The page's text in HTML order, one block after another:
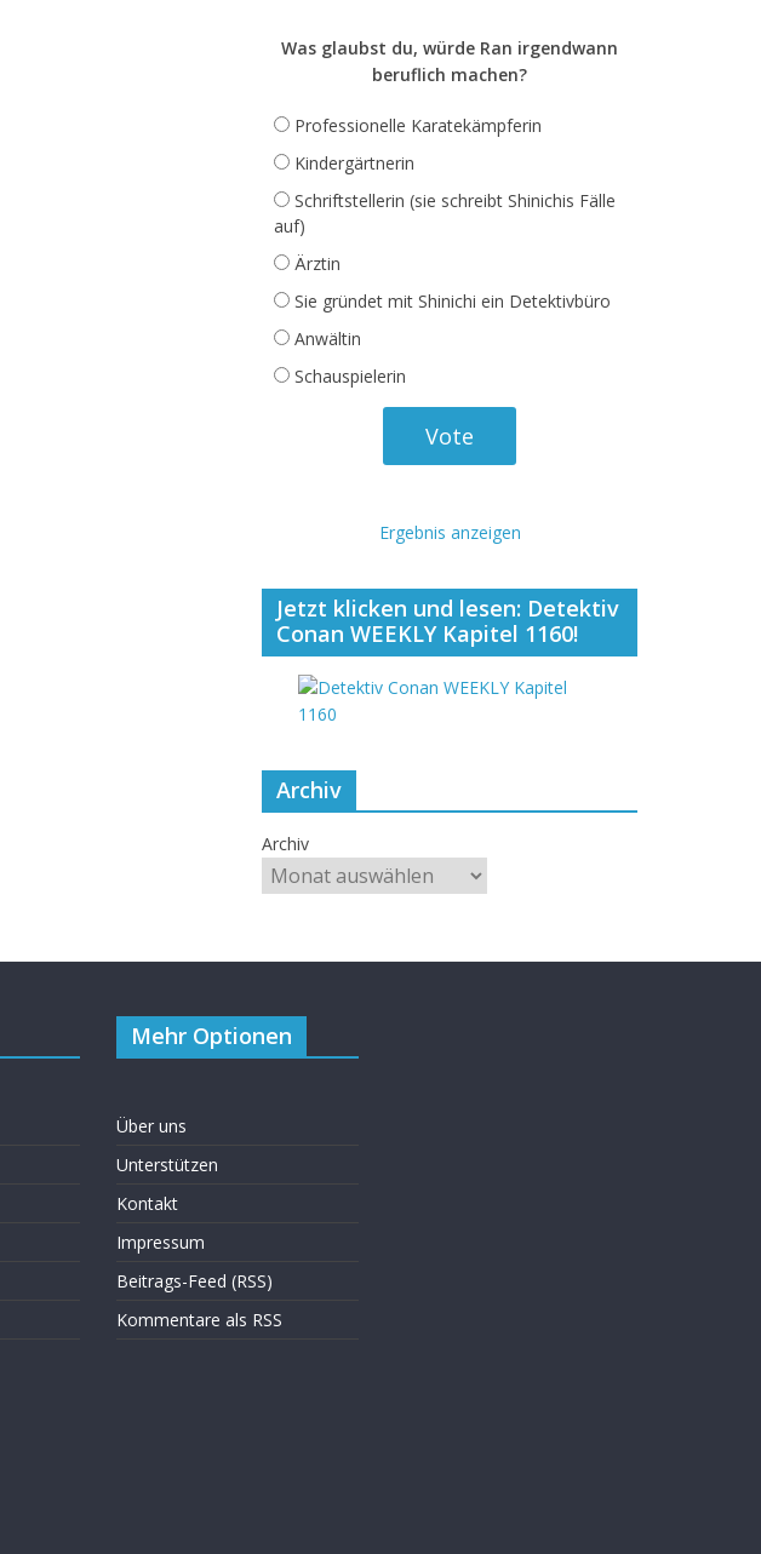
Was glaubst du, würde Ran irgendwann
beruflich machen?
Professionelle Karatekämpferin
Kindergärtnerin
Schriftstellerin (sie schreibt Shinichis Fälle
auf)
Ärztin
Sie gründet mit Shinichi ein Detektivbüro
Anwältin
Schauspielerin
Ergebnis anzeigen
Jetzt klicken und lesen: Detektiv
Conan WEEKLY Kapitel 1160!
Archiv
Archiv
Mehr Optionen
Über uns
Unterstützen
Kontakt
Impressum
Beitrags-Feed (RSS)
Kommentare als RSS